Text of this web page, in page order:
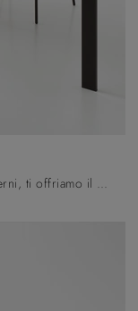
Se sei alla ricerca di tavoli allungabili moderni, ti offriamo il modello da cucina in melaminico Simple della firma Pointhouse.